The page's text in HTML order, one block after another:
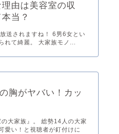
由は美容室の収
当？
送されますね！ 6男6女とい
れて綺麗。 大家族モノ...
胸がヤバい！カッ
大家族』。 総勢14人の大家
愛い！と視聴者が釘付けに